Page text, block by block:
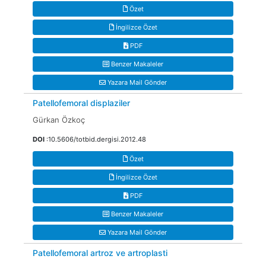
Özet
İngilizce Özet
PDF
Benzer Makaleler
Yazara Mail Gönder
Patellofemoral displaziler
Gürkan Özkoç
DOI :10.5606/totbid.dergisi.2012.48
Özet
İngilizce Özet
PDF
Benzer Makaleler
Yazara Mail Gönder
Patellofemoral artroz ve artroplasti